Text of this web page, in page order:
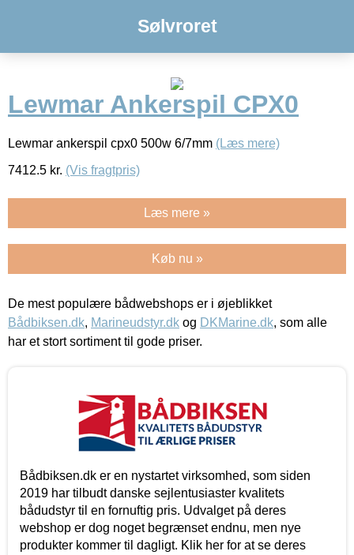
Sølvroret
Lewmar Ankerspil CPX0
Lewmar ankerspil cpx0 500w 6/7mm (Læs mere)
7412.5 kr. (Vis fragtpris)
Læs mere »
Køb nu »
De mest populære bådwebshops er i øjeblikket
Bådbiksen.dk, Marineudstyr.dk og DKMarine.dk, som alle
har et stort sortiment til gode priser.
Bådbiksen.dk er en nystartet virksomhed, som siden
2019 har tilbudt danske sejlentusiaster kvalitets
bådudstyr til en fornuftig pris. Udvalget på deres
webshop er dog noget begrænset endnu, men nye
produkter kommer til dagligt. Klik her for at se deres